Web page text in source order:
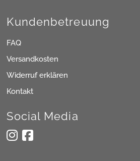
Kundenbetreuung
FAQ
Versandkosten
Widerruf erklären
Kontakt
Social Media